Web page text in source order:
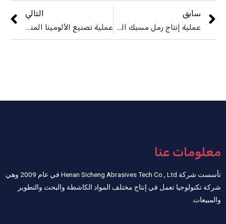
سابق
عملية إنتاج رمل مسبك السيراميك
التالي
عملية تصنيع الألومينا المنصهرة باللون الأبيض
معلومات عنا
تأسست شركة Henan Sicheng Abrasives Tech Co., Ltd في عام 2009 وهي
شركة تكنولوجيا تعمل في إنتاج مختلف المواد الكاشطة والبحث والتطوير
والمبيعات.